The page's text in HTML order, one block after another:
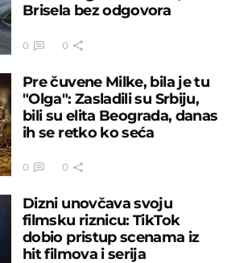
Brisela bez odgovora
0 0
Pre čuvene Milke, bila je tu
"Olga": Zasladili su Srbiju,
bili su elita Beograda, danas
ih se retko ko seća
0 0
Dizni unovčava svoju
filmsku riznicu: TikTok
dobio pristup scenama iz
hit filmova i serija